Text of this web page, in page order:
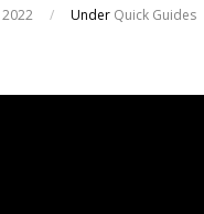
/ Under Quick Guides